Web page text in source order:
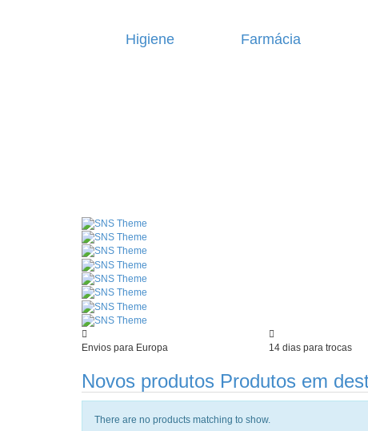
Higiene Farmácia
Envios para Europa 14 dias para trocas
Novos produtos Produtos em
There are no products matching to show.